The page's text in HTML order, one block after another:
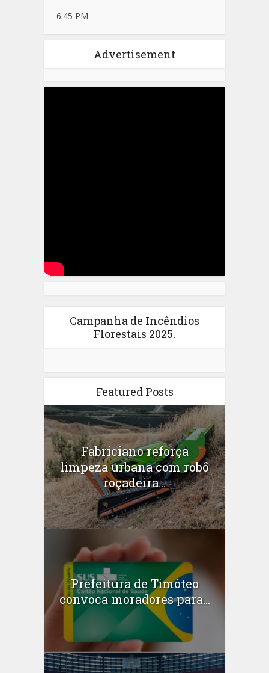
6:45 PM
Advertisement
Campanha de Incêndios
Florestais 2025.
Featured Posts
Fabriciano reforça
limpeza urbana com robô
roçadeira...
Prefeitura de Timóteo
convoca moradores para...